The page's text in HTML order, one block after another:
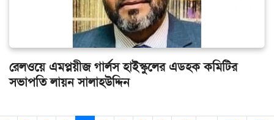
রেলওয়ে এমপ্লয়ীজ গার্লস হাইস্কুলের এডহক কমিটির
সভাপতি লায়ন সালাহউদ্দিন